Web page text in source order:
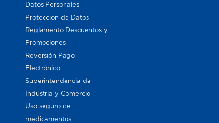
Datos Personales
Proteccion de Datos
Reglamento Descuentos y
Promociones
Reversión Pago
Electrónico
Superintendencia de
Industria y Comercio
Uso seguro de
medicamentos